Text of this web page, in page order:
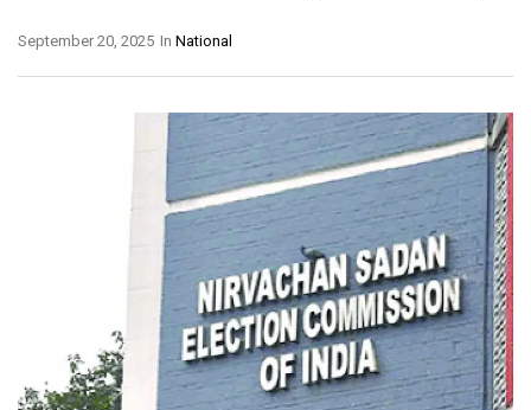
In National
September 20, 2025